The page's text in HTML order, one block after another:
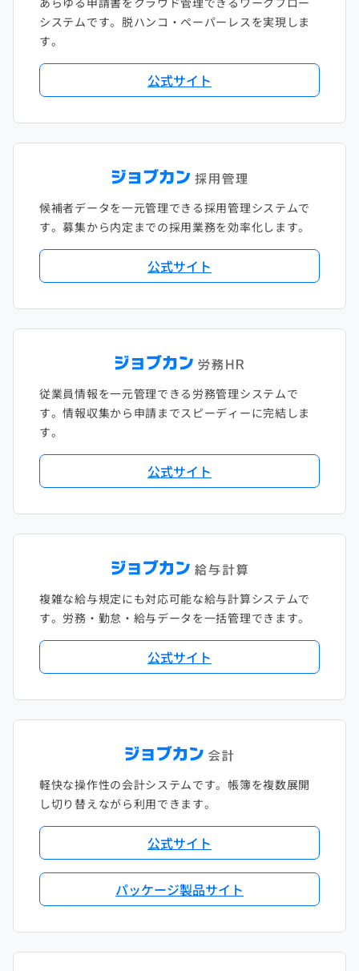
システムです。脱ハンコ・ペーパーレスを実現しま
す。
公式サイト
候補者データを一元管理できる採用管理システムで
す。募集から内定までの採用業務を効率化します。
公式サイト
従業員情報を一元管理できる労務管理システムで
す。情報収集から申請までスピーディーに完結しま
す。
公式サイト
複雑な給与規定にも対応可能な給与計算システムで
す。労務・勤怠・給与データを一括管理できます。
公式サイト
軽快な操作性の会計システムです。帳簿を複数展開
し切り替えながら利用できます。
公式サイト
パッケージ製品サイト